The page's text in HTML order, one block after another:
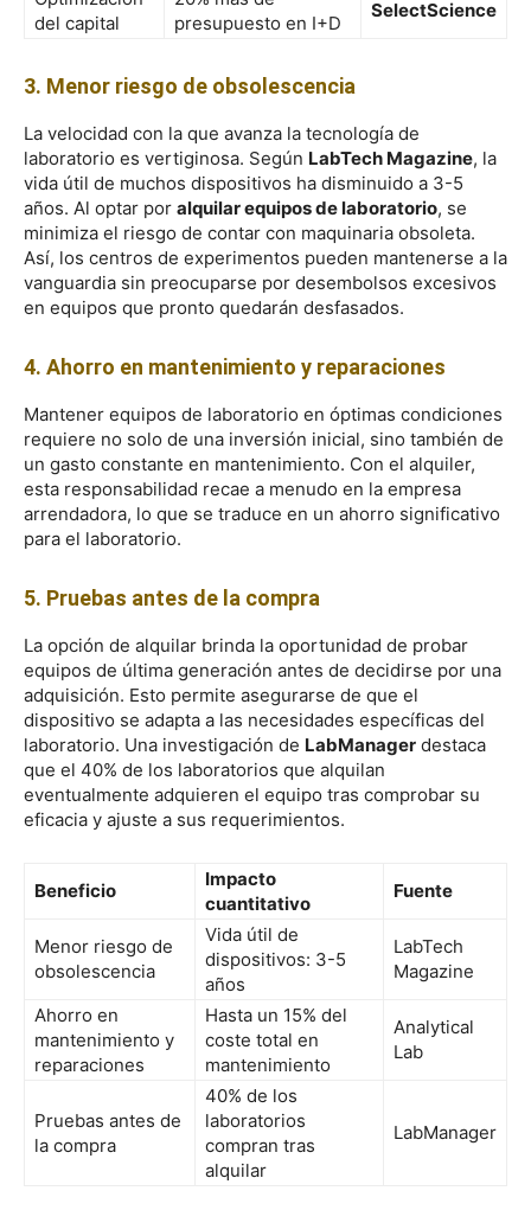
del capital
presupuesto en I+D
SelectScience
3. Menor riesgo de obsolescencia
La velocidad con la que avanza la tecnología de
laboratorio es vertiginosa. Según LabTech Magazine, la
vida útil de muchos dispositivos ha disminuido a 3-5
años. Al optar por alquilar equipos de laboratorio, se
minimiza el riesgo de contar con maquinaria obsoleta.
Así, los centros de experimentos pueden mantenerse a la
vanguardia sin preocuparse por desembolsos excesivos
en equipos que pronto quedarán desfasados.
4. Ahorro en mantenimiento y reparaciones
Mantener equipos de laboratorio en óptimas condiciones
requiere no solo de una inversión inicial, sino también de
un gasto constante en mantenimiento. Con el alquiler,
esta responsabilidad recae a menudo en la empresa
arrendadora, lo que se traduce en un ahorro significativo
para el laboratorio.
5. Pruebas antes de la compra
La opción de alquilar brinda la oportunidad de probar
equipos de última generación antes de decidirse por una
adquisición. Esto permite asegurarse de que el
dispositivo se adapta a las necesidades específicas del
laboratorio. Una investigación de LabManager destaca
que el 40% de los laboratorios que alquilan
eventualmente adquieren el equipo tras comprobar su
eficacia y ajuste a sus requerimientos.
Beneficio
Impacto
cuantitativo
Fuente
Menor riesgo de
obsolescencia
Vida útil de
dispositivos: 3-5
años
LabTech
Magazine
Ahorro en
mantenimiento y
reparaciones
Hasta un 15% del
coste total en
mantenimiento
Analytical
Lab
Pruebas antes de
la compra
40% de los
laboratorios
compran tras
alquilar
LabManager